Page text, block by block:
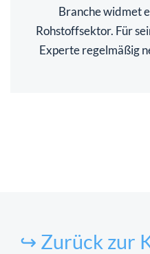
Branche widmet
Rohstoffsektor. Für
Experte regelmäßig
↪ Zurück zur